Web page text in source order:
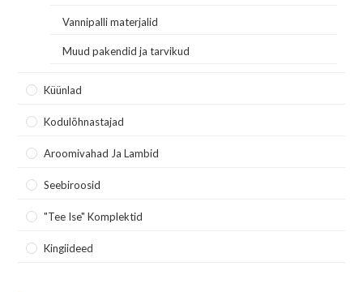
Vannipalli materjalid
Muud pakendid ja tarvikud
Küünlad
Kodulõhnastajad
Aroomivahad Ja Lambid
Seebiroosid
"Tee Ise" Komplektid
Kingiideed